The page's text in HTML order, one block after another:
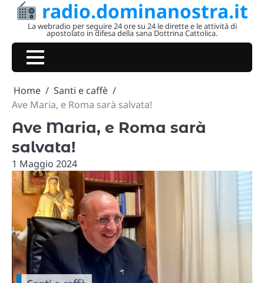
Skip
radio.dominanostra.it
La webradio per seguire 24 ore su 24 le dirette e le attività di
apostolato in difesa della sana Dottrina Cattolica.
Home
Santi e caffè
Ave Maria, e Roma sarà salvata!
Ave Maria, e Roma sarà
salvata!
1 Maggio 2024